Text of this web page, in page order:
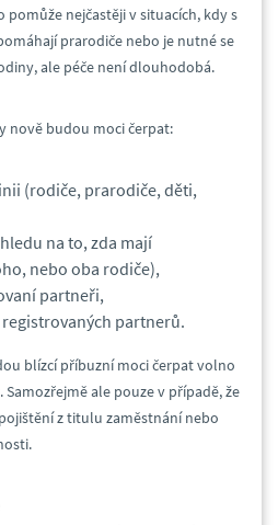
pomůže nejčastěji v situacích, kdy s
prarodiče nebo je nutné se
ale péče není dlouhodobá.
nově budou moci čerpat:
(rodiče, prarodiče, děti,
na to, zda mají
nebo oba rodiče),
partneři,
partnerů.
blízcí příbuzní moci čerpat volno
ale pouze v případě, že
z titulu zaměstnání nebo